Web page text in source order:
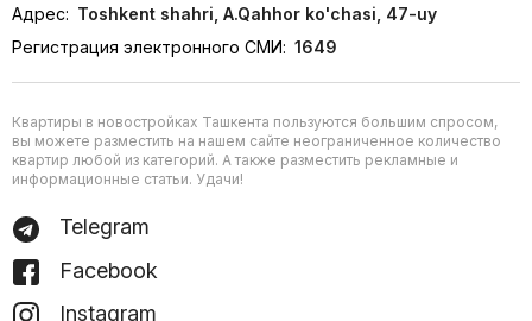
Адрес: Toshkent shahri, A.Qahhor ko'chasi, 47-uy
Регистрация электронного СМИ: 1649
Квартиры в новостройках Ташкента пользуются большим спросом,
вы можете разместить на нашем сайте неограниченное количество
квартир любой из категорий. А также разместить рекламные и
информационные статьи. Удачи!
Telegram
Facebook
Instagram